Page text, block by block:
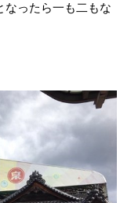
なったら一も二もな